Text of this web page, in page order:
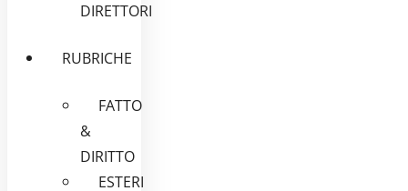
DIRETTORI
RUBRICHE
FATTO
&
DIRITTO
ESTERI